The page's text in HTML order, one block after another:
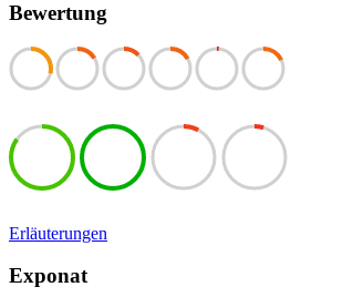
Bewertung
Erläuterungen
Exponat